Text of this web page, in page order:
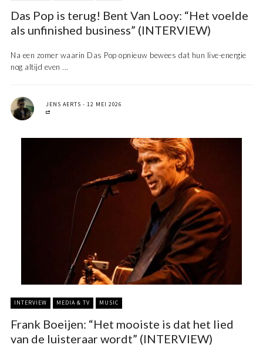
Das Pop is terug! Bent Van Looy: “Het voelde
als unfinished business” (INTERVIEW)
Na een zomer waarin Das Pop opnieuw bewees dat hun live-energie
nog altijd even ...
JENS AERTS 12 MEI 2026
INTERVIEW MEDIA & TV MUSIC
Frank Boeijen: “Het mooiste is dat het lied
van de luisteraar wordt” (INTERVIEW)